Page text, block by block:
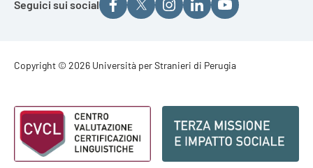
Seguici sui social
Footer - Copyright
Copyright © 2026 Università per Stranieri di Perugia
Footer - Loghi